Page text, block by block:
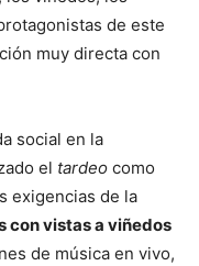
de este
muy directa con
social en la
el tardeo como
exigencias de la
con vistas a viñedos
de música en vivo,